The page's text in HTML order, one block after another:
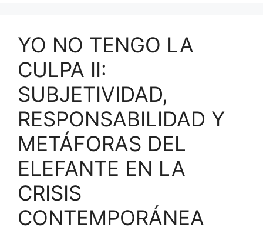
YO NO TENGO LA
CULPA II:
SUBJETIVIDAD,
RESPONSABILIDAD Y
METÁFORAS DEL
ELEFANTE EN LA
CRISIS
CONTEMPORÁNEA